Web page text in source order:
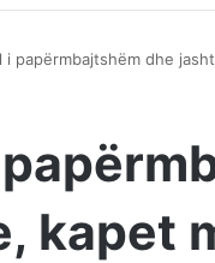
i papërmbajtshëm dhe
kapet